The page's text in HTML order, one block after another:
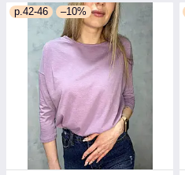
р.42-46 –10%